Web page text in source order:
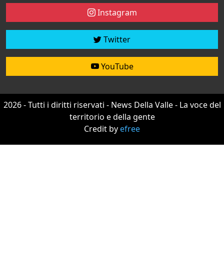
Instagram
Twitter
YouTube
2026 - Tutti i diritti riservati - News Della Valle - La voce del
territorio e della gente
Credit byefree